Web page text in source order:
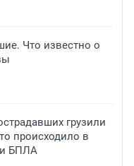
Что известно о
грузили
происходило в
БПЛА